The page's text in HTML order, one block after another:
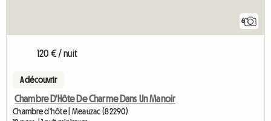
6
120 € / nuit
A découvrir
Chambre D'Hôte De Charme Dans Un Manoir
Chambre d'hôte | Meauzac (82290)